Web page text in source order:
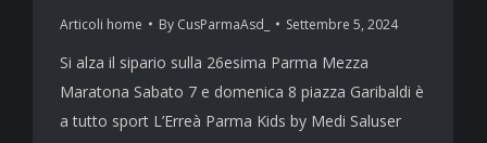
Articoli home By CusParmaAsd_ Settembre 5, 2024
Si alza il sipario sulla 26esima Parma Mezza
Maratona Sabato 7 e domenica 8 piazza Garibaldi è
a tutto sport L’Erreà Parma Kids by Medi Saluser